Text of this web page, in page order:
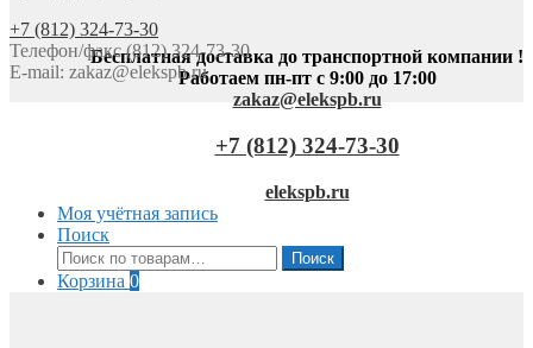
+7 (812) 324-73-30
Телефон/факс (812) 324-73-30
E-mail: zakaz@elekspb.ru
Бесплатная доставка до транспортной компании !
Работаем пн-пт с 9:00 до 17:00
zakaz@elekspb.ru
+7 (812) 324-73-30
elekspb.ru
Моя учётная запись
Поиск
Искать:
Поиск
Корзина 0